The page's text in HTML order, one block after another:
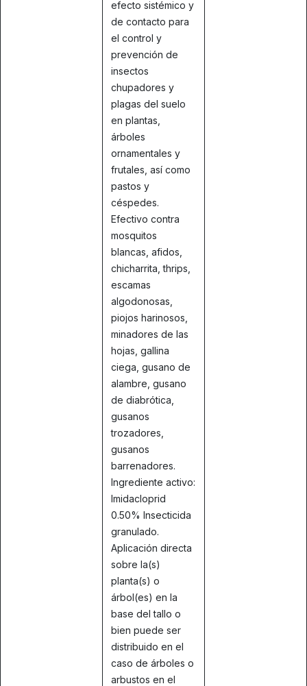
efecto sistémico y
de contacto para
el control y
prevención de
insectos
chupadores y
plagas del suelo
en plantas,
árboles
ornamentales y
frutales, así como
pastos y
céspedes.
Efectivo contra
mosquitos
blancas, afidos,
chicharrita, thrips,
escamas
algodonosas,
piojos harinosos,
minadores de las
hojas, gallina
ciega, gusano de
alambre, gusano
de diabrótica,
gusanos
trozadores,
gusanos
barrenadores.
Ingrediente activo:
Imidacloprid
0.50% Insecticida
granulado.
Aplicación directa
sobre la(s)
planta(s) o
árbol(es) en la
base del tallo o
bien puede ser
distribuido en el
caso de árboles o
arbustos en el